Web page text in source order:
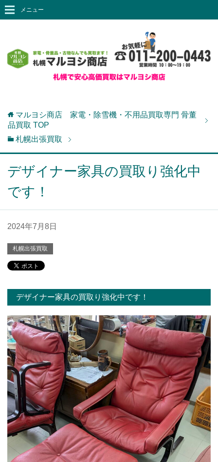
メニュー
マルヨシ商店 家電・除雪機・不用品買取専門 骨董
品買取 TOP
札幌出張買取
デザイナー家具の買取り強化中
です！
2024年7月8日
札幌出張買取
デザイナー家具の買取り強化中です！